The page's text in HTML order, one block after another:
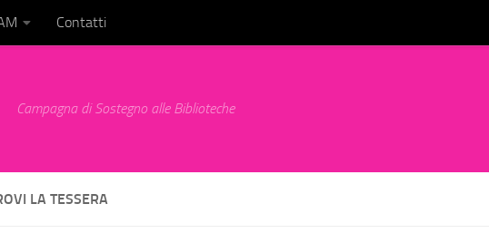
Contatti
Campagna di Sostegno alle Biblioteche
LA TESSERA